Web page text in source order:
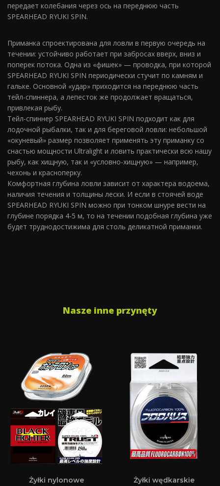
передает колебания через ось на переднюю часть
SPEARHEAD RYUKI SPIN.
Приманка спроектирована для ловли в первую очередь на
течении: устойчиво работает при забросах вверх, вниз и
поперек потока. Одна из «фишек» — проводка, при которой
SPEARHEAD RYUKI SPIN периодически стучит по камням и
гальке. Основной «удар» приходится на переднюю часть
тейл-спиннера, а лепесток же продолжает вращаться,
привлекая рыбу.
Тейл-спиннер SPEARHEAD RYUKI SPIN подходит как для
лодочной рыбалки, так и для береговой ловли: небольшой
«окуневый» размер позволяет применять эту приманку со
снастью мощности Ultralight и ловить практически всю нашу
рыбу, как хищную, так и «условно-хищную» — например,
чехонь и красноперку.
Комфортная глубина ловли зависит от характера водоема,
наличия течения и толщины лески. И если в стоячей воде
SPEARHEAD RYUKI SPIN можно при тонком шнуре вести на
глубине порядка 4-5 м, то на течении подобная глубина уже
будет труднодостижима для столь деликатной приманки.
Nasze inne przynęty
Żyłki nylonowe
Żyłki wędkarskie